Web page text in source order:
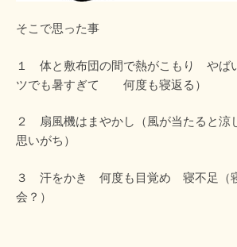
そこで思った事
１ 体と敷布団の間で熱がこもり やば
ツでも暑すぎて 何度も寝返る）
２ 扇風機はまやかし（風が当たると
思いがち）
３ 汗をかき 何度も目覚め 寝不足（
会？）